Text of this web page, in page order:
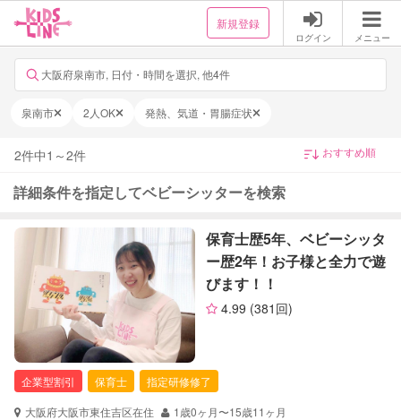
新規登録
ログイン メニュー
大阪府泉南市, 日付・時間を選択, 他4件
泉南市 2人OK 発熱、気道・胃腸症状
2件中1 ～2件
詳細条件を指定してベビーシッターを検索
保育士歴5年、ベビーシッタ
ー歴2年！お子様と全力で遊
びます！！
4.99 (381回)
企業型割引 保育士
指定研修修了
大阪府大阪市東住吉区在住
1歳0ヶ月〜15歳11ヶ月